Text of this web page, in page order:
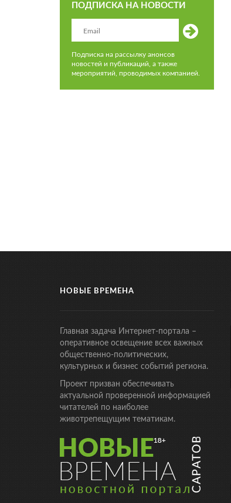
ПОДПИСКА НА НОВОСТИ
Подписка на рассылку анонсов
новостей и публикаций, а также
мероприятий, проводимых компанией.
НОВЫЕ ВРЕМЕНА
Главная задача Интернет-портала –
оперативное освещение всех важных
общественно-политических,
культурных и бизнес событий региона.
Проект призван обеспечивать
актуальной проверенной информацией
читателей по наиболее
животрепещущим тематикам.